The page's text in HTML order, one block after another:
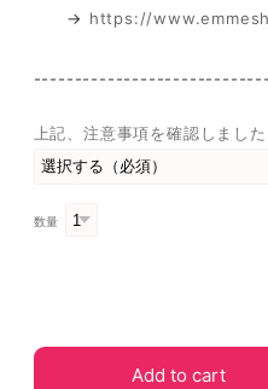
→ https://
上記、注意事項を確認しました
数量
Add to cart